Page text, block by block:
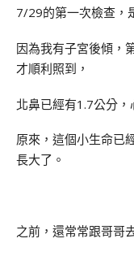
7/29的第一次檢查，
因為我有子宮後傾，
才順利照到，
北鼻已經有1.7公分，
原來，這個小生命已
長大了。
之前，還常常跟哥哥